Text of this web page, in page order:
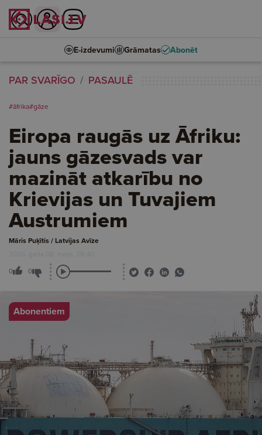
E-izdevumi Grāmatas Abonēt
PAR SVARĪGO PASAULĒ
#āfrika#gāze
Eiropa raugās uz Āfriku:
jauns gāzesvads var
mazināt atkarību no
Krievijas un Tuvajiem
Austrumiem
Māris Puķītis / Latvijas Avīze
2026. gada 08. maijs, 08:40
0 0
Abonentiem